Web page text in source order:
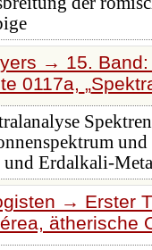
→ 15.
0117a,
Erdalkali-
→ Erster
ätherische